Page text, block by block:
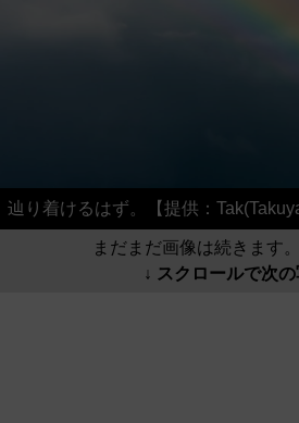
辿り着けるはず。【提供：
まだまだ画像は続きます
↓ スクロールで次の